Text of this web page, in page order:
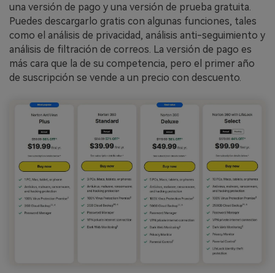
una versión de pago y una versión de prueba gratuita.
Puedes descargarlo gratis con algunas funciones, tales
como el análisis de privacidad, análisis anti-seguimiento y
análisis de filtración de correos. La versión de pago es
más cara que la de su competencia, pero el primer año
de suscripción se vende a un precio con descuento.